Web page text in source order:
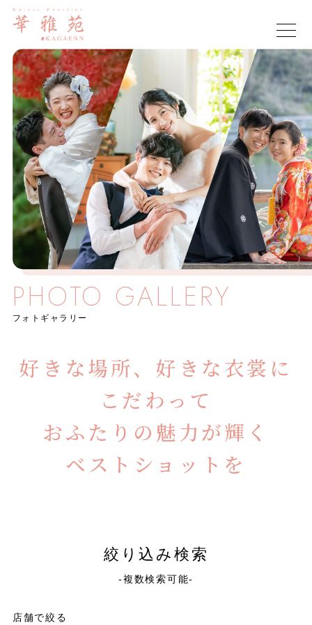
PHOTO GALLERY
フォトギャラリー
好きな場所、好きな衣裳に
こだわって
おふたりの魅力が輝く
ベストショットを
絞り込み検索
-複数検索可能-
店舗で絞る